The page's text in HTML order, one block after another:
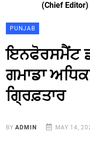
(Chief Editor)
PUNJAB
ਇਨਫੋਰਸਮੈਂਟ
ਗਮਾਡਾ
ਗ੍ਰਿਫ਼ਤਾਰ
BYADMIN MAY 14,